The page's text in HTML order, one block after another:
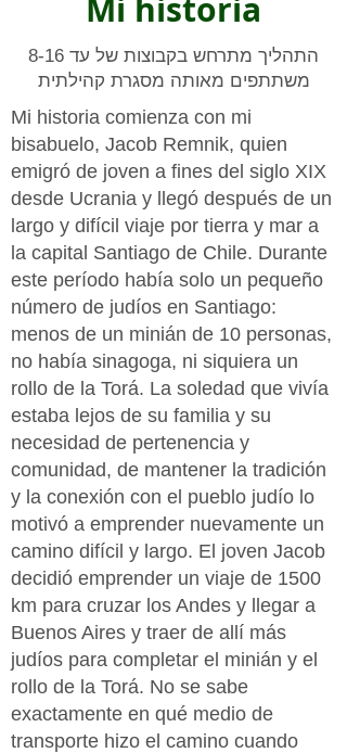
Mi historia
התהליך מתרחש בקבוצות של עד 8-16
משתתפים מאותה מסגרת קהילתית
Mi historia comienza con mi
bisabuelo, Jacob Remnik, quien
emigró de joven a fines del siglo XIX
desde Ucrania y llegó después de un
largo y difícil viaje por tierra y mar a
la capital Santiago de Chile. Durante
este período había solo un pequeño
número de judíos en Santiago:
menos de un minián de 10 personas,
no había sinagoga, ni siquiera un
rollo de la Torá. La soledad que vivía
estaba lejos de su familia y su
necesidad de pertenencia y
comunidad, de mantener la tradición
y la conexión con el pueblo judío lo
motivó a emprender nuevamente un
camino difícil y largo. El joven Jacob
decidió emprender un viaje de 1500
km para cruzar los Andes y llegar a
Buenos Aires y traer de allí más
judíos para completar el minián y el
rollo de la Torá. No se sabe
exactamente en qué medio de
transporte hizo el camino cuando